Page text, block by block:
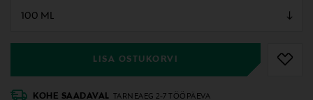
LISA OSTUKORVI
KOHE SAADAVAL TARNEAEG 2-7 TÖÖPÄEVA